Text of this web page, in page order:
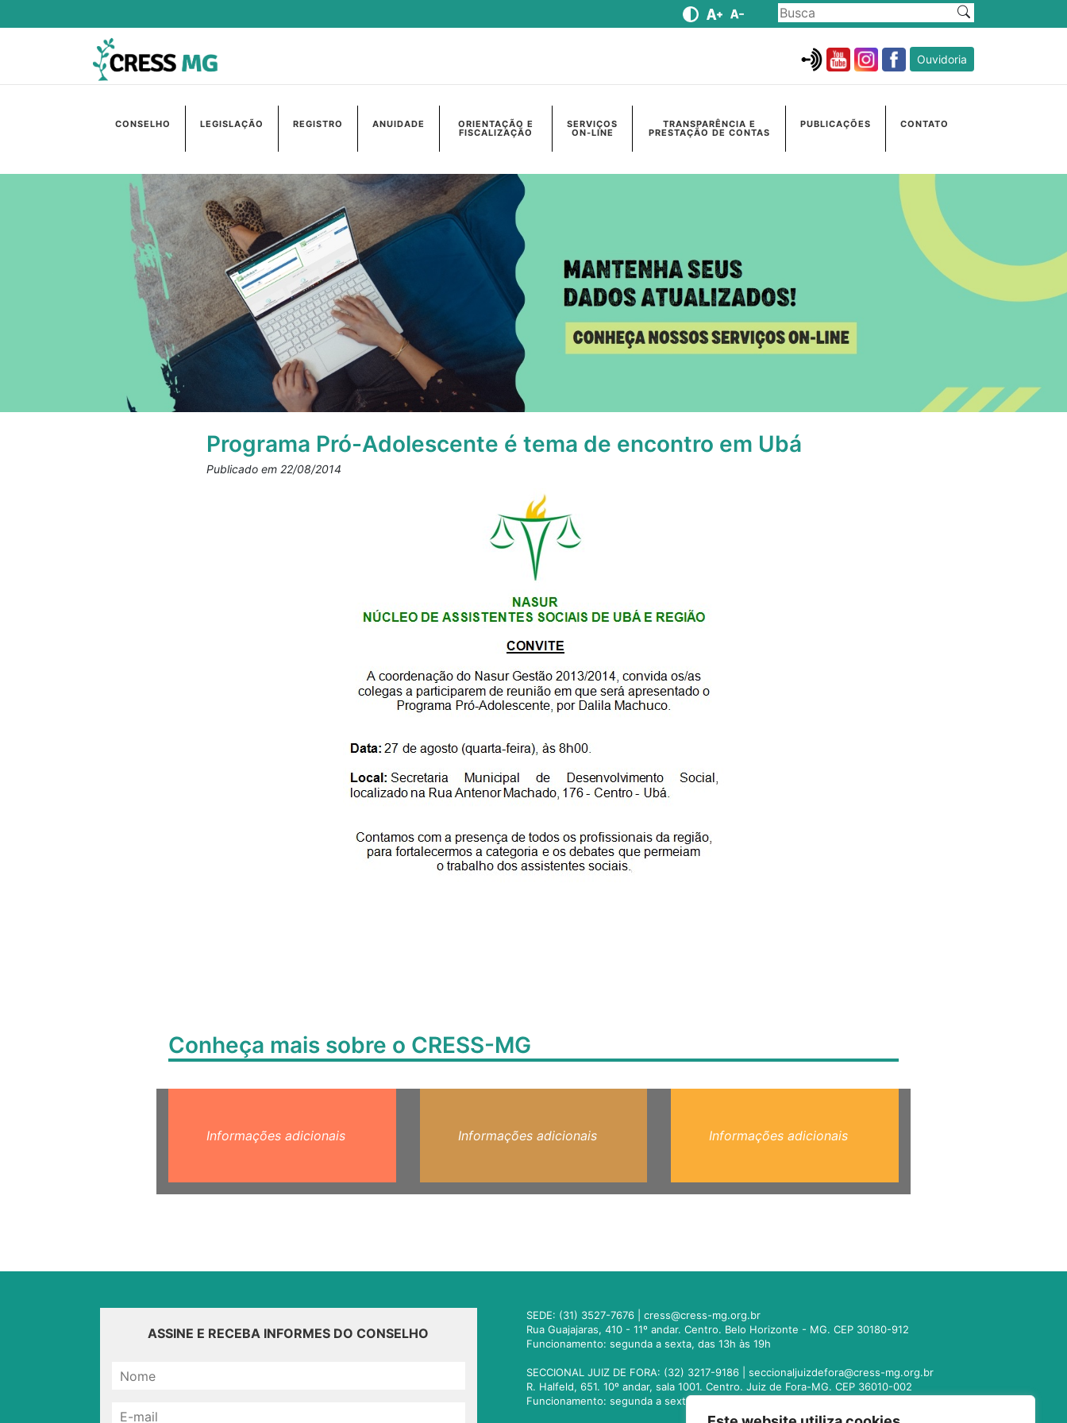
Ouvidoria
CONSELHO LEGISLAÇÃO REGISTRO ANUIDADE ORIENTAÇÃO E
FISCALIZAÇÃO
SERVIÇOS
ON-LINE
TRANSPARÊNCIA E
PRESTAÇÃO DE CONTAS
PUBLICAÇÕES CONTATO
Programa Pró-Adolescente é tema de encontro em Ubá
Publicado em 22/08/2014
Conheça mais sobre o CRESS-MG
Informações adicionais Informações adicionais Informações adicionais
ASSINE E RECEBA INFORMES DO CONSELHO
SEDE: (31) 3527-7676 |cress@cress-mg.org.br
Rua Guajajaras, 410 - 11º andar. Centro. Belo Horizonte - MG. CEP 30180-912
Funcionamento: segunda a sexta, das 13h às 19h
SECCIONAL JUIZ DE FORA: (32) 3217-9186 |seccionaljuizdefora@cress-mg.org.br
R. Halfeld, 651. 10º andar, sala 1001. Centro. Juiz de Fora-MG. CEP 36010-002
Funcionamento: segunda a sexta, das 13h às 19h